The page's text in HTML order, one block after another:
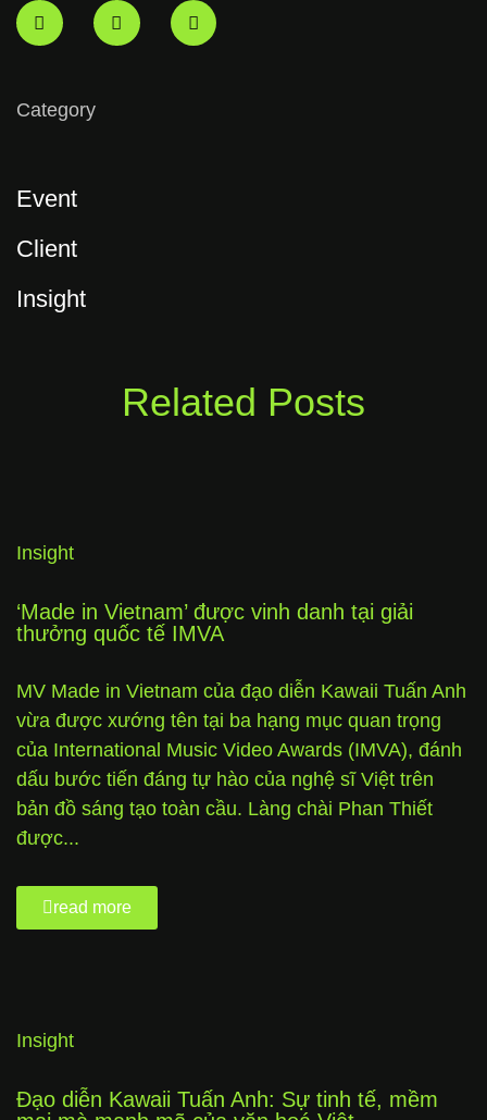
Category
Event
Client
Insight
Related Posts
Insight
‘Made in Vietnam’ được vinh danh tại giải
thưởng quốc tế IMVA
MV Made in Vietnam của đạo diễn Kawaii Tuấn Anh
vừa được xướng tên tại ba hạng mục quan trọng
của International Music Video Awards (IMVA), đánh
dấu bước tiến đáng tự hào của nghệ sĩ Việt trên
bản đồ sáng tạo toàn cầu. Làng chài Phan Thiết
được...
read more
Insight
Đạo diễn Kawaii Tuấn Anh: Sự tinh tế, mềm